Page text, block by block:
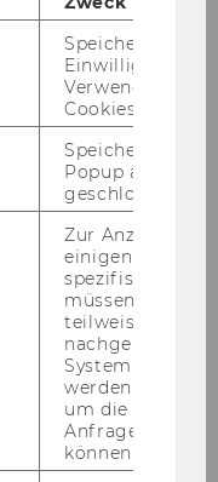
Speichert Ihre
Einwilligung zur
Verwendung von
Cookies.
Speichert ob ein
Popup
geschlossen
Zur Anzeige von
einigen WU-
spezifischen
müssen
teilweise von
nachgelagerten
System
werden.
um die Antwort
Anfrage
können.